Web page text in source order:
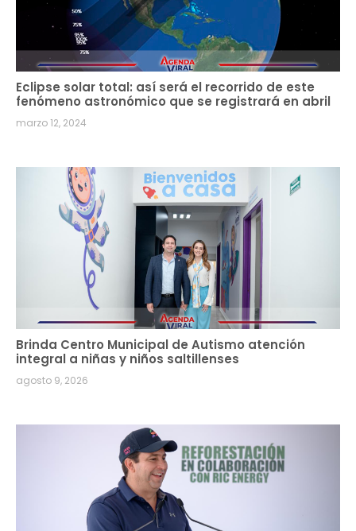
Eclipse solar total: así será el recorrido de este
fenómeno astronómico que se registrará en abril
marzo 12, 2024
Brinda Centro Municipal de Autismo atención
integral a niñas y niños saltillenses
agosto 9, 2026